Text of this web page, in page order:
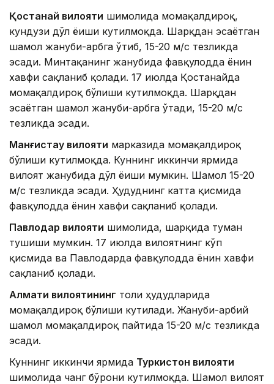
Қостанай вилояти шимолида момақалдироқ,
кундузи дўл ёғиши кутилмоқда. Шарқдан эсаётган
шамол жануби-ғарбга ўтиб, 15-20 м/с тезликда
эсади. Минтақанинг жанубида фавқулодда ёнғин
хавфи сақланиб қолади. 17 июлда Қостанайда
момақалдироқ бўлиши кутилмоқда. Шарқдан
эсаётган шамол жануби-ғарбга ўтади, 15-20 м/с
тезликда эсади.
Манғистау вилояти марказида момақалдироқ
бўлиши кутилмоқда. Куннинг иккинчи ярмида
вилоят жанубида дўл ёғиши мумкин. Шамол 15-20
м/с тезликда эсади. Ҳудуднинг катта қисмида
фавқулодда ёнғин хавфи сақланиб қолади.
Павлодар вилояти шимолида, шарқида туман
тушиши мумкин. 17 июлда вилоятнинг кўп
қисмида ва Павлодарда фавқулодда ёнғин хавфи
сақланиб қолади.
Алмати вилоятининг тоғли ҳудудларида
момақалдироқ бўлиши кутилади. Жануби-ғарбий
шамол момақалдироқ пайтида 15-20 м/с тезликда
эсади.
Куннинг иккинчи ярмида Туркистон вилояти
шимолида чанг бўрони кутилмоқда. Шамол вилоят